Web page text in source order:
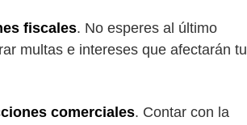
fiscales. No esperes al último
multas e intereses que afectarán tu
comerciales. Contar con la